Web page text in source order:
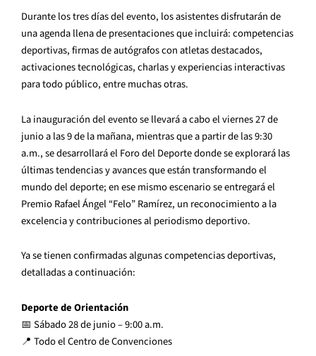
Durante los tres días del evento, los asistentes disfrutarán de
una agenda llena de presentaciones que incluirá: competencias
deportivas, firmas de autógrafos con atletas destacados,
activaciones tecnológicas, charlas y experiencias interactivas
para todo público, entre muchas otras.
La inauguración del evento se llevará a cabo el viernes 27 de
junio a las 9 de la mañana, mientras que a partir de las 9:30
a.m., se desarrollará el Foro del Deporte donde se explorará las
últimas tendencias y avances que están transformando el
mundo del deporte; en ese mismo escenario se entregará el
Premio Rafael Ángel “Felo” Ramírez, un reconocimiento a la
excelencia y contribuciones al periodismo deportivo.
Ya se tienen confirmadas algunas competencias deportivas,
detalladas a continuación:
Deporte de Orientación
📅 Sábado 28 de junio – 9:00 a.m.
📍 Todo el Centro de Convenciones